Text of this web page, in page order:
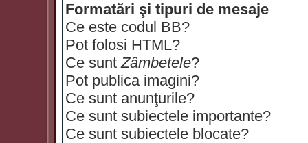
Formatări şi tipuri de mesaje
Ce este codul BB?
Pot folosi HTML?
Ce suntZâmbetele?
Pot publica imagini?
Ce sunt anunţurile?
Ce sunt subiectele importante?
Ce sunt subiectele blocate?